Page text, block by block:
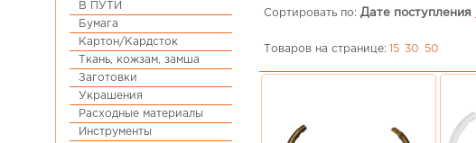
В ПУТИ
Бумага
Картон/Кардсток
Ткань, кожзам, замша
Заготовки
Украшения
Расходные материалы
Инструменты
Сортировать по: Дате поступления
Товаров на странице: 15 30 50